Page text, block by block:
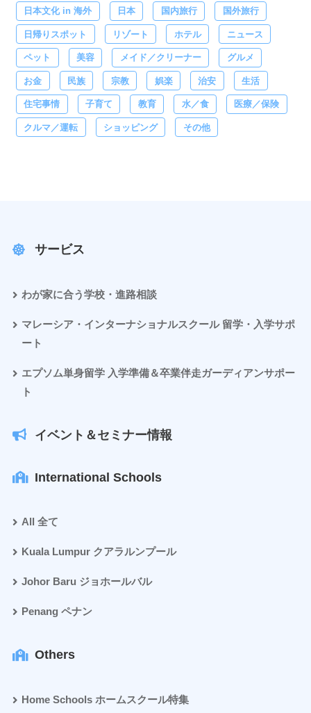
日本文化 in 海外 日本 国内旅行 国外旅行
日帰りスポット リゾート ホテル ニュース
ペット 美容 メイド／クリーナー グルメ
お金 民族 宗教 娯楽 治安 生活
住宅事情 子育て 教育 水／食 医療／保険
クルマ／運転 ショッピング その他
サービス
わが家に合う学校・進路相談
マレーシア・インターナショナルスクール 留学・入学サポ
ート
エプソム単身留学 入学準備＆卒業伴走ガーディアンサポー
ト
イベント＆セミナー情報
International Schools
All 全て
Kuala Lumpur クアラルンプール
Johor Baru ジョホールバル
Penang ペナン
Others
Home Schools ホームスクール特集